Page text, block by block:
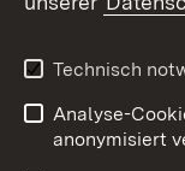
X / Twitter
Youtube
Technisch
Analyse-
anonymisiert